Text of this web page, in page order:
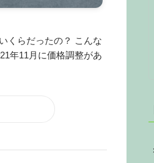
くらだったの？ こんな
年11月に価格調整があ